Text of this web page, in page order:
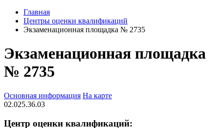
Главная
Центры оценки квалификаций
Экзаменационная площадка № 2735
Экзаменационная площадка
№ 2735
Основная информация На карте
02.025.36.03
Центр оценки квалификаций: